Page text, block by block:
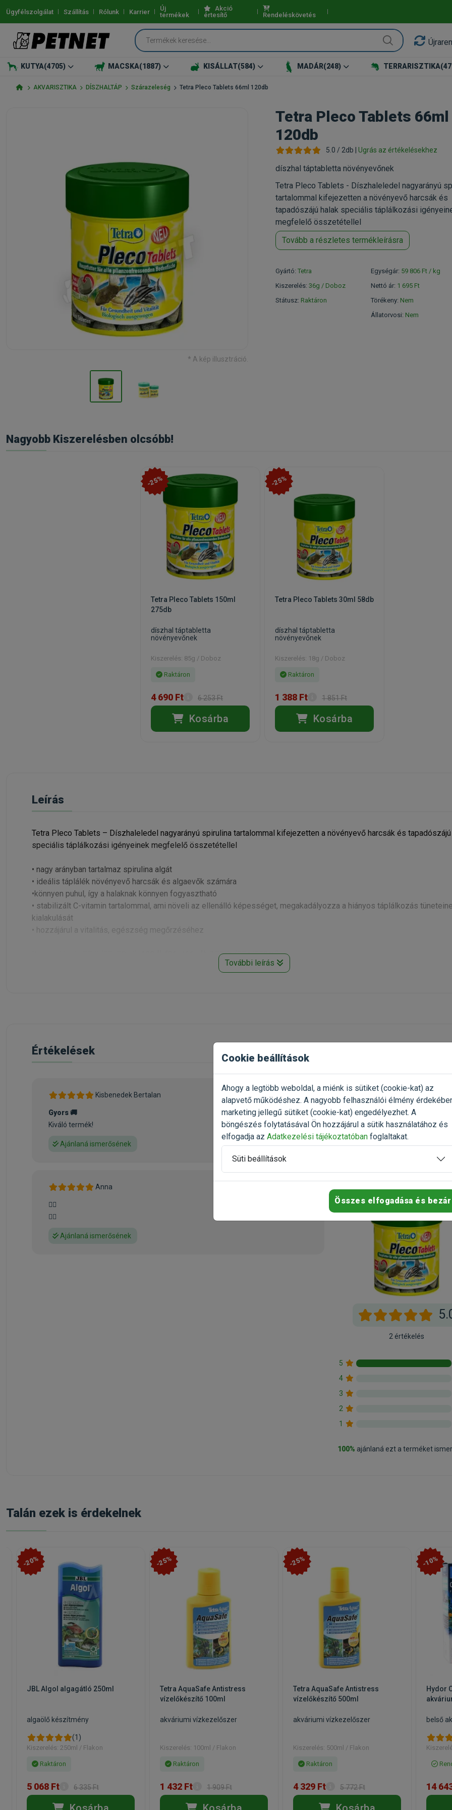
Ügyfélszolgálat Szállítás Rólunk Karrier
Új
termékek
Akció
értesítő
Rendeléskövetés
KUTYA(4705) MACSKA(1887) KISÁLLAT(584) MADÁR(248) TERRARISZTIKA
AKVARISZTIKA DÍSZHALTÁP Szárazeleség Tetra Pleco Tablets 66ml 120db
* A kép illusztráció.
Tetra Pleco Tablets 66ml
120db
5.0 / 2db | Ugrás az értékelésekhez
díszhal táptabletta növényevőnek
Tetra Pleco Tablets - Díszhaleledel nagyarányú
tartalommal kifejezetten a növényevő harcsák és
tapadószájú halak speciális táplálkozási
megfelelő összetétellel
Tovább a részletes termékleírásra
Gyártó: Tetra
Kiszerelés: 36g / Doboz
Státusz: Raktáron
Egységár: 59 806 Ft / kg
Nettó ár: 1 695 Ft
Törékeny: Nem
Állatorvosi: Nem
Nagyobb Kiszerelésben olcsóbb!
-25%
Tetra Pleco Tablets 150ml
275db
díszhal táptabletta
növényevőnek
Kiszerelés: 85g / Doboz
Raktáron
4 690 Ft 6 253 Ft
Kosárba
-25%
Tetra Pleco Tablets 30ml 58db
díszhal táptabletta
növényevőnek
Kiszerelés: 18g / Doboz
Raktáron
1 388 Ft 1 851 Ft
Kosárba
Leírás
Tetra Pleco Tablets – Díszhaleledel nagyarányú spirulina tartalommal kifejezetten a növényevő harcsák és tapadószájú
speciális táplálkozási igényeinek megfelelő összetétellel
• nagy arányban tartalmaz spirulina algát
• ideális táplálék növényevő harcsák és algaevők számára
•könnyen puhul, így a halaknak könnyen fogyasztható
• stabilizált C-vitamin tartalommal, ami növeli az ellenálló képességet, megakadályozza a hiányos táplálkozás
kialakulását
• hozzájárul a vitalitás, egészség megőrzéséhez
, 275db (85g/150ml)
További leírás
Értékelések
Már próbáltad a
Oszd meg tapasztalatod a
gazdival!
Értékelés írása
2 értékelés
5
4
3
2
1
100% ajánlaná ezt a terméket
Kisbenedek Bertalan
Gyors 🚚
Kiváló termék!
Ajánlaná ismerősének
Anna
👍🏻
👍🏻
Ajánlaná ismerősének
Talán ezek is érdekelnek
-20%
JBL Algol algagátló 250ml
algaölő készítmény
(1)
Kiszerelés: 250ml / Flakon
Raktáron
5 068 Ft 6 335 Ft
-25%
Tetra AquaSafe Antistress
vízelőkészítő 100ml
akváriumi vízkezelőszer
Kiszerelés: 100ml / Flakon
Raktáron
1 432 Ft 1 909 Ft
-25%
Tetra AquaSafe Antistress
vízelőkészítő 500ml
akváriumi vízkezelőszer
Kiszerelés: 500ml / Flakon
Raktáron
4 329 Ft 5 772 Ft
-10%
Hydor
belső
14
Cookie beállítások
Ahogy a legtöbb weboldal, a miénk is sütiket (cookie-kat) az
alapvető működéshez. A nagyobb felhasználói élmény
marketing jellegű sütiket (cookie-kat) engedélyezhet. A
böngészés folytatásával Ön hozzájárul a sütik használatához és
elfogadja az Adatkezelési tájékoztatóban foglaltakat.
Süti beállítások
Összes elfogadása és bezár